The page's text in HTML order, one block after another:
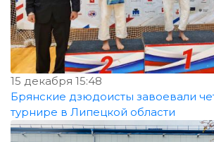
15 декабря 15:48
Брянские дзюдоисты завоевали
турнире в Липецкой области